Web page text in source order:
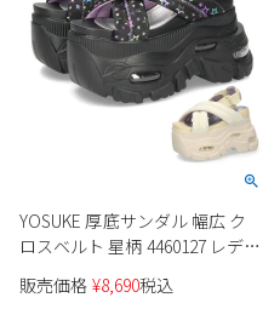
YOSUKE 厚底サンダル 幅広 ク
ロスベルト 星柄 4460127 レディ
ース
販売価格 ¥8,690税込